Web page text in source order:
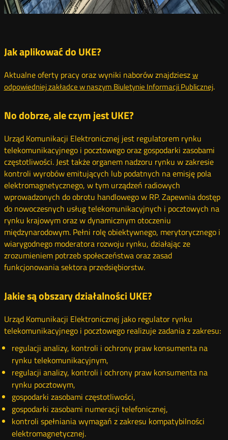
Jak aplikować do UKE?
Aktualne oferty pracy oraz wyniki naborów znajdzieszw
odpowiedniej zakładce w naszym Biuletynie Informacji Publicznej.
No dobrze, ale czym jest UKE?
Urząd Komunikacji Elektronicznej jest regulatorem rynku
telekomunikacyjnego i pocztowego oraz gospodarki zasobami
częstotliwości. Jest także organem nadzoru rynku w zakresie
kontroli wyrobów emitujących lub podatnych na emisję pola
elektromagnetycznego, w tym urządzeń radiowych
wprowadzonych do obrotu handlowego w RP. Zapewnia dostęp
do nowoczesnych usług telekomunikacyjnych i pocztowych na
rynku krajowym oraz w dynamicznym otoczeniu
międzynarodowym. Pełni rolę obiektywnego, merytorycznego i
wiarygodnego moderatora rozwoju rynku, działając ze
zrozumieniem potrzeb społeczeństwa oraz zasad
funkcjonowania sektora przedsiębiorstw.
Jakie są obszary działalności UKE?
Urząd Komunikacji Elektronicznej jako regulator rynku
telekomunikacyjnego i pocztowego realizuje zadania z zakresu:
regulacji analizy, kontroli i ochrony praw konsumenta na
rynku telekomunikacyjnym,
regulacji analizy, kontroli i ochrony praw konsumenta na
rynku pocztowym,
gospodarki zasobami częstotliwości,
gospodarki zasobami numeracji telefonicznej,
kontroli spełniania wymagań z zakresu kompatybilności
elektromagnetycznej.